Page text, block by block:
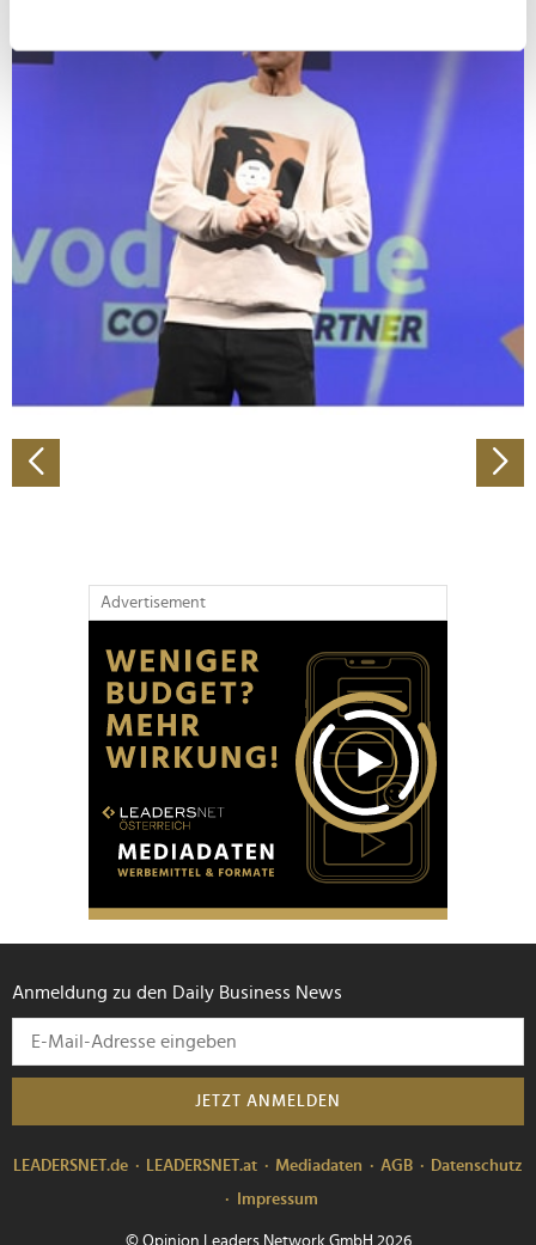
bestimmten Merkmalen (Fingerprinting) identifizieren
Erfahren Sie mehr darüber, wie Ihre persönlichen Daten
verarbeitet werden, und legen Sie Ihre Präferenzen im
Abschnitt Einzelheiten fest.
Wir verwenden Cookies, um Inhalte und Anzeigen zu
personalisieren, Funktionen für soziale Medien anbieten
zu können und die Zugriffe auf unsere Website zu
analysieren. Außerdem geben wir Informationen zu Ihrer
Verwendung unserer Website an unsere Partner für
soziale Medien, Werbung und Analysen weiter. Unsere
Partner führen diese Informationen möglicherweise mit
haben oder die sie im Rahmen Ihrer Nutzung der Dienste
gesammelt haben.
Advertisement
Anmeldung zu den Daily Business News
JETZT ANMELDEN
LEADERSNET.de LEADERSNET.at Mediadaten AGB
Datenschutz
Impressum